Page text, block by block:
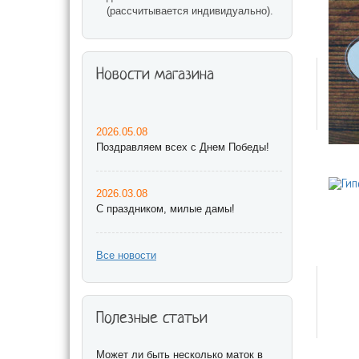
(рассчитывается индивидуально).
Новости магазина
2026.05.08
Поздравляем всех с Днем Победы!
2026.03.08
С праздником, милые дамы!
Все новости
Полезные статьи
Может ли быть несколько маток в